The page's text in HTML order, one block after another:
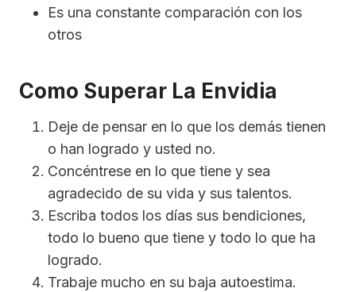
Es una constante comparación con los
otros
Como Superar La Envidia
Deje de pensar en lo que los demás tienen
o han logrado y usted no.
Concéntrese en lo que tiene y sea
agradecido de su vida y sus talentos.
Escriba todos los días sus bendiciones,
todo lo bueno que tiene y todo lo que ha
logrado.
Trabaje mucho en su baja autoestima.